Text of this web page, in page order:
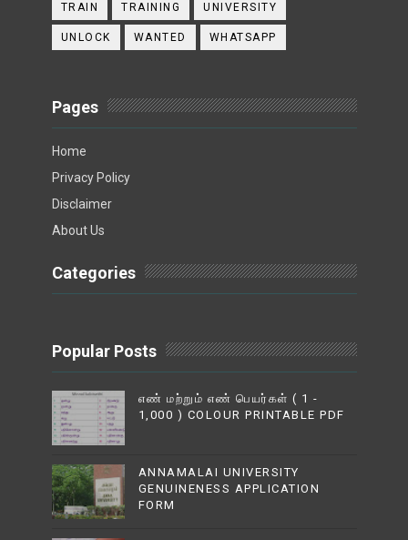
TRAIN TRAINING UNIVERSITY
UNLOCK WANTED WHATSAPP
Pages
Home
Privacy Policy
Disclaimer
About Us
Categories
Popular Posts
எண் மற்றும் எண் பெயர்கள் ( 1 -
1,000 ) COLOUR PRINTABLE PDF
ANNAMALAI UNIVERSITY
GENUINENESS APPLICATION
FORM